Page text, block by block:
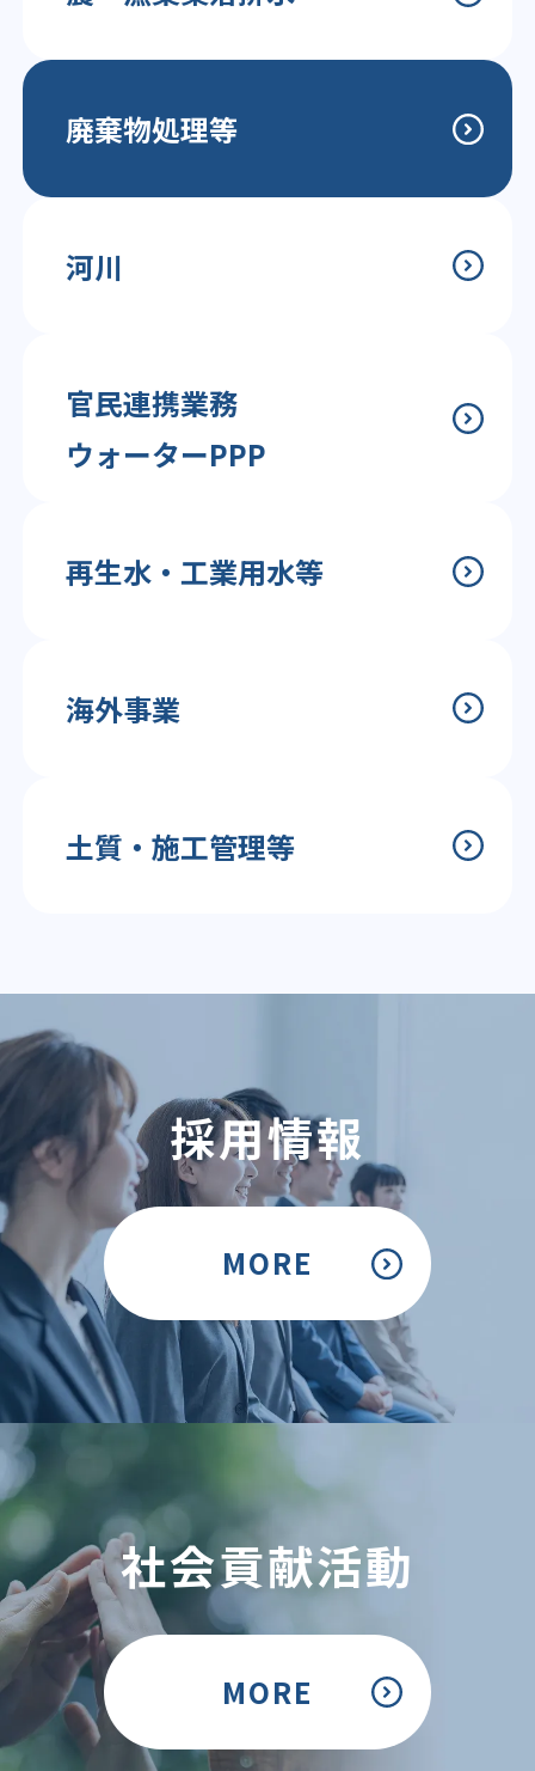
廃棄物処理等
河川
官民連携業務
ウォーターPPP
再生水・工業用水等
海外事業
土質・施工管理等
採用情報
MORE
社会貢献活動
MORE